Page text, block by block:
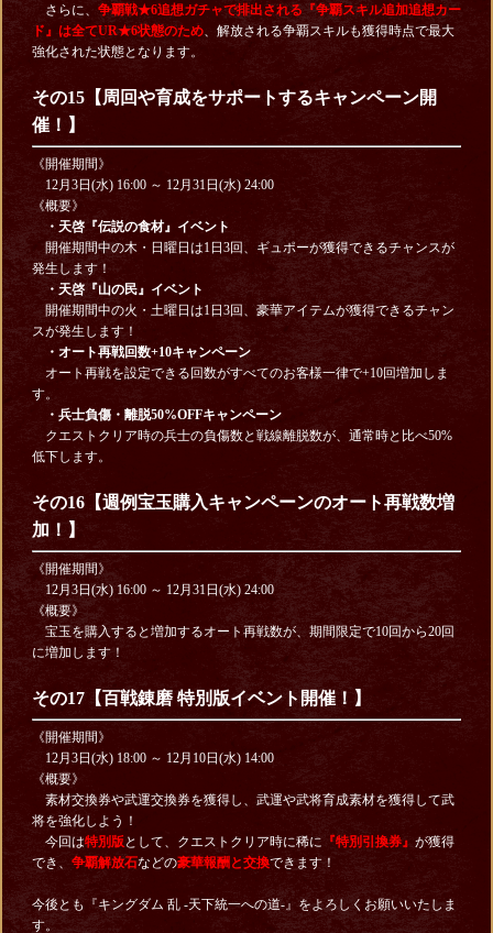
さらに、 争覇戦★6追想ガチャで排出される『争覇スキル追加追想カー
ド』は全てUR★6状態のため、解放される争覇スキルも獲得時点で最大
強化された状態となります。
その15【周回や育成をサポートするキャンペーン開
催！】
《開催期間》
12月3日(水) 16:00 ～ 12月31日(水) 24:00
《概要》
・天啓『伝説の食材』イベント
開催期間中の木・日曜日は1日3回、ギュポーが獲得できるチャンスが
発生します！
・天啓『山の民』イベント
開催期間中の火・土曜日は1日3回、豪華アイテムが獲得できるチャン
スが発生します！
・オート再戦回数+10キャンペーン
オート再戦を設定できる回数がすべてのお客様一律で+10回増加しま
す。
・兵士負傷・離脱50%OFFキャンペーン
クエストクリア時の兵士の負傷数と戦線離脱数が、通常時と比べ50%
低下します。
その16【週例宝玉購入キャンペーンのオート再戦数増
加！】
《開催期間》
12月3日(水) 16:00 ～ 12月31日(水) 24:00
《概要》
宝玉を購入すると増加するオート再戦数が、期間限定で10回から20回
に増加します！
その17【百戦錬磨 特別版イベント開催！】
《開催期間》
12月3日(水) 18:00 ～ 12月10日(水) 14:00
《概要》
素材交換券や武運交換券を獲得し、武運や武将育成素材を獲得して武
将を強化しよう！
今回は特別版として、クエストクリア時に稀に 『特別引換券』 が獲得
でき、 争覇解放石などの豪華報酬と交換できます！
今後とも『キングダム 乱 -天下統一への道-』をよろしくお願いいたしま
す。